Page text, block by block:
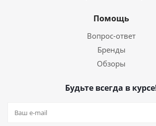
Помощь
Вопрос-ответ
Бренды
Обзоры
Будьте всегда в